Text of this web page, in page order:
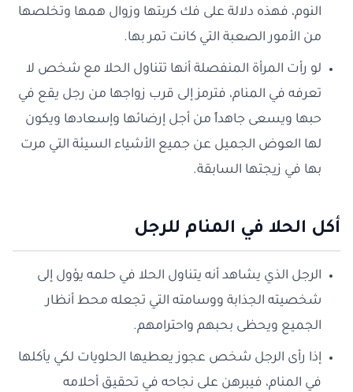
النوم، فهذه دلالة على فك كربتها وزوال همها وتخلصها
من الأمور الصعبة التي كانت تمر بها.
لو رأت المرأة المنفصلة أنها تتناول الحلا مع شخص لا
تعرفه في المنام، فترمز إلى قرب زواجها من رجل يقع في
حبها ويسعى جاهداً من أجل إرضائها وإسعادها ويكون
لها العوض الجميل عن جميع الأشياء السيئة التي مرت
بها في زيجتها السابقة.
أكل الحلا في المنام للرجل
الرجل الذي يشاهد أنه يتناول الحلا في حلمه يؤول إلى
شخصيته الجذابة ووسامته التي تجعله محط أنظار
الجميع ويحظى بحبهم واحترامهم.
إذا رأى الرجل شخص عجوز يعطيها الحلويات لكي يأكلها
في المنام، فيبرهن على نجاحه في تحقيق أحلامه